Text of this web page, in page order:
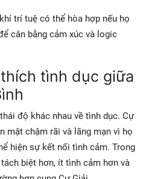
trí tuệ có thể hòa hợp nếu họ
cân bằng cảm xúc và logic
tình dục giữa
độ khác nhau về tình dục. Cự
mật chậm rãi và lãng mạn vì họ
hiện sự kết nối tình cảm. Trong
biệt hơn, ít tình cảm hơn và